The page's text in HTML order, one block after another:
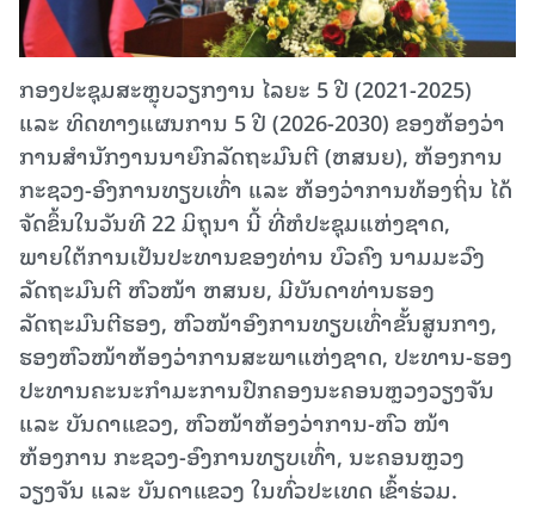
ກອງປະຊຸມສະຫຼຸບວຽກງານ ໄລຍະ 5 ປີ (2021-2025)
ແລະ ທິດທາງແຜນການ 5 ປີ (2026-2030) ຂອງຫ້ອງວ່າ
ການສຳນັກງານນາຍົກລັດຖະມົນຕີ (ຫສນຍ), ຫ້ອງການ
ກະຊວງ-ອົງການທຽບເທົ່າ ແລະ ຫ້ອງວ່າການທ້ອງຖິ່ນ ໄດ້
ຈັດຂຶ້ນໃນວັນທີ 22 ມິຖຸນາ ນີ້ ທີ່ຫໍປະຊຸມແຫ່ງຊາດ,
ພາຍໃຕ້ການເປັນປະທານຂອງທ່ານ ບົວຄົງ ນາມມະວົງ
ລັດຖະມົນຕີ ຫົວໜ້າ ຫສນຍ, ມີບັນດາທ່ານຮອງ
ລັດຖະມົນຕີຮອງ, ຫົວໜ້າອົງການທຽບເທົ່າຂັ້ນສູນກາງ,
ຮອງຫົວໜ້າຫ້ອງວ່າການສະພາແຫ່ງຊາດ, ປະທານ-ຮອງ
ປະທານຄະນະກຳມະການປົກຄອງນະຄອນຫຼວງວຽງຈັນ
ແລະ ບັນດາແຂວງ, ຫົວໜ້າຫ້ອງວ່າການ-ຫົວ ໜ້າ
ຫ້ອງການ ກະຊວງ-ອົງການທຽບເທົ່າ, ນະຄອນຫຼວງ
ວຽງຈັນ ແລະ ບັນດາແຂວງ ໃນທົ່ວປະເທດ ເຂົ້າຮ່ວມ.